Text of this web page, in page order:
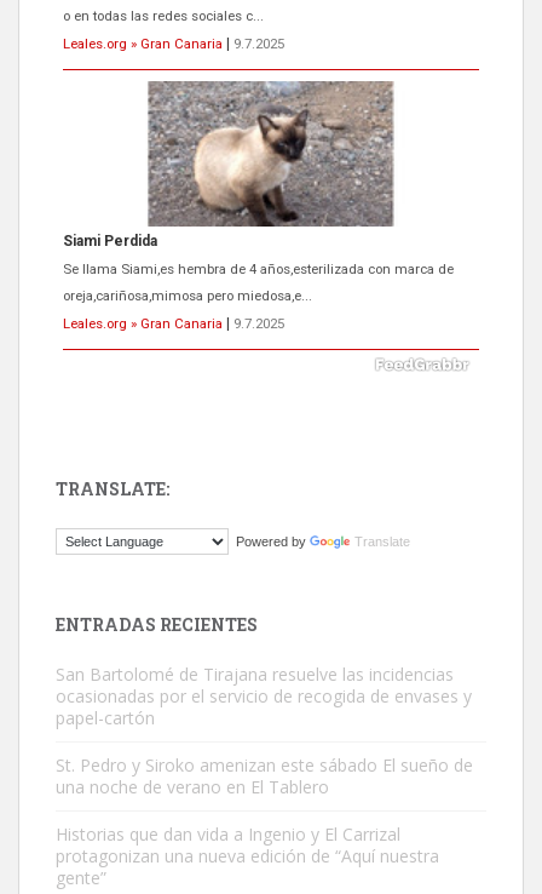
o en todas las redes sociales c...
Leales.org » Gran Canaria
9.7.2025
Siami Perdida
Se llama Siami,es hembra de 4 años,esterilizada con marca de
oreja,cariñosa,mimosa pero miedosa,e...
Leales.org » Gran Canaria
9.7.2025
El ayuntamiento se va a llevar a Los Gatos callejeros de la zona los
Este gato macho ha aparecido en la calle hace menos de un mes,
es muy manso y extremadamente cari...
Leales.org » Gran Canaria
TRANSLATE:
Powered by Translate
ENTRADAS RECIENTES
San Bartolomé de Tirajana resuelve las incidencias
ocasionadas por el servicio de recogida de envases y
papel-cartón
St. Pedro y Siroko amenizan este sábado El sueño de
una noche de verano en El Tablero
Historias que dan vida a Ingenio y El Carrizal
protagonizan una nueva edición de “Aquí nuestra
gente”